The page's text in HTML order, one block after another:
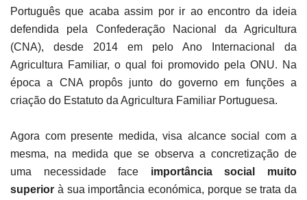
Português que acaba assim por ir ao encontro da ideia
defendida pela Confederação Nacional da Agricultura
(CNA), desde 2014 em pelo Ano Internacional da
Agricultura Familiar, o qual foi promovido pela ONU. Na
época a CNA propôs junto do governo em funções a
criação do Estatuto da Agricultura Familiar Portuguesa.
Agora com presente medida, visa alcance social com a
mesma, na medida que se observa a concretização de
uma necessidade face importância social muito
superior à sua importância económica, porque se trata da